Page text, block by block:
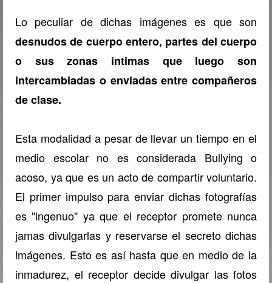
Lo peculiar de dichas imágenes es que son
desnudos de cuerpo entero, partes del cuerpo
o sus zonas intimas que luego son
intercambiadas o enviadas entre compañeros
de clase.
Esta modalidad a pesar de llevar un tiempo en el
medio escolar no es considerada Bullying o
acoso, ya que es un acto de compartir voluntario.
El primer impulso para enviar dichas fotografías
es "ingenuo" ya que el receptor promete nunca
jamas divulgarlas y reservarse el secreto dichas
imágenes. Esto es así hasta que en medio de la
inmadurez, el receptor decide divulgar las fotos